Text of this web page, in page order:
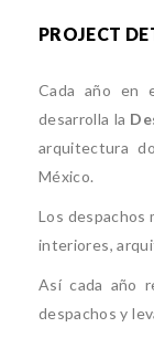
PROJECT
Cada año en
desarrolla la
arquitectura
México.
Los despachos
interiores,
Así cada año
despachos y